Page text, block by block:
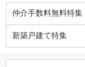
仲介手数料無料特集
新築戸建て特集